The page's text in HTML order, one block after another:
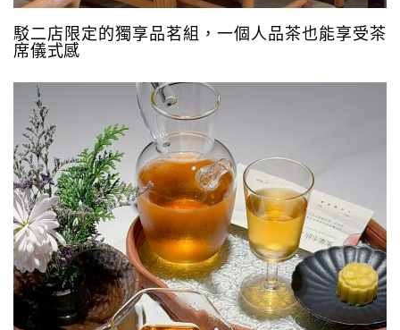
駁二店限定的獨享品茗組，一個人品茶也能享受茶
席儀式感